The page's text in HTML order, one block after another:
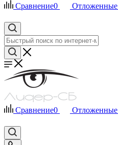
Сравнение0 Отложенные
Сравнение0 Отложенные